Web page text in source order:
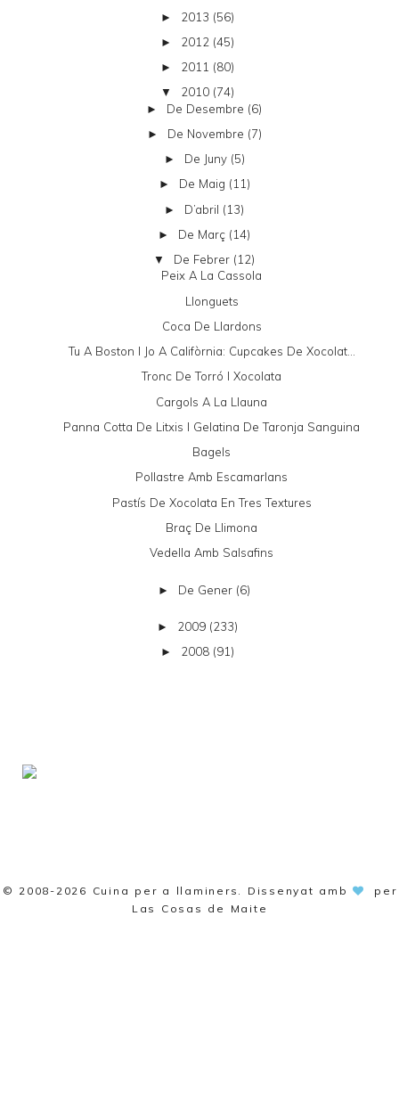
► 2013 (56)
► 2012 (45)
► 2011 (80)
▼ 2010 (74)
► De Desembre (6)
► De Novembre (7)
► De Juny (5)
► De Maig (11)
► D’abril (13)
► De Març (14)
▼ De Febrer (12)
Peix A La Cassola
Llonguets
Coca De Llardons
Tu A Boston I Jo A Califòrnia: Cupcakes De Xocolat...
Tronc De Torró I Xocolata
Cargols A La Llauna
Panna Cotta De Litxis I Gelatina De Taronja Sanguina
Bagels
Pollastre Amb Escamarlans
Pastís De Xocolata En Tres Textures
Braç De Llimona
Vedella Amb Salsafins
► De Gener (6)
► 2009 (233)
► 2008 (91)
© 2008-2026 Cuina per a llaminers . Dissenyat amb
per
Las Cosas de Maite